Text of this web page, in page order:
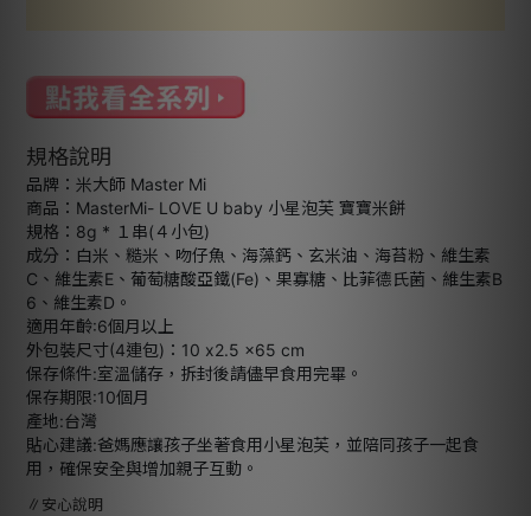
規格說明
品牌：米大師 Master Mi
商品：MasterMi- LOVE U baby 小星泡芙 寶寶米餅
規格：8g * １串(４小包)
成分：白米、糙米、吻仔魚、海藻鈣、玄米油、海苔粉、維生素
C、維生素E、葡萄糖酸亞鐵(Fe)、果寡糖、比菲德氏菌、維生素B
6、維生素D。
適用年齡:6個月以上
外包裝尺寸(4連包)：10 x2.5 x65 cm
保存條件:室溫儲存，拆封後請儘早食用完畢。
保存期限:10個月
產地:台灣
貼心建議:爸媽應讓孩子坐著食用小星泡芙，並陪同孩子一起食
用，確保安全與增加親子互動。
∥安心說明